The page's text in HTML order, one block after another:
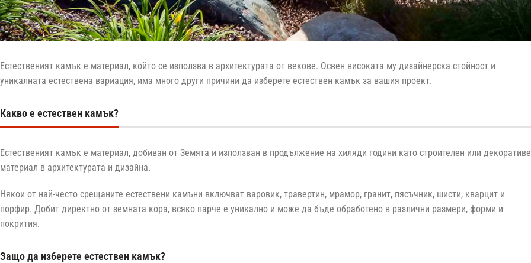
Естественият камък е материал, който се използва в архитектурата от векове. Освен високата му дизайнерска стойност и
уникалната естествена вариация, има много други причини да изберете естествен камък за вашия проект.
Какво е естествен камък?
Естественият камък е материал, добиван от Земята и използван в продължение на хиляди години като строителен или
материал в архитектурата и дизайна.
Някои от най-често срещаните естествени камъни включват варовик, травертин, мрамор, гранит, пясъчник, шисти, кварцит и
порфир. Добит директно от земната кора, всяко парче е уникално и може да бъде обработено в различни размери, форми и
покрития.
Защо да изберете естествен камък?